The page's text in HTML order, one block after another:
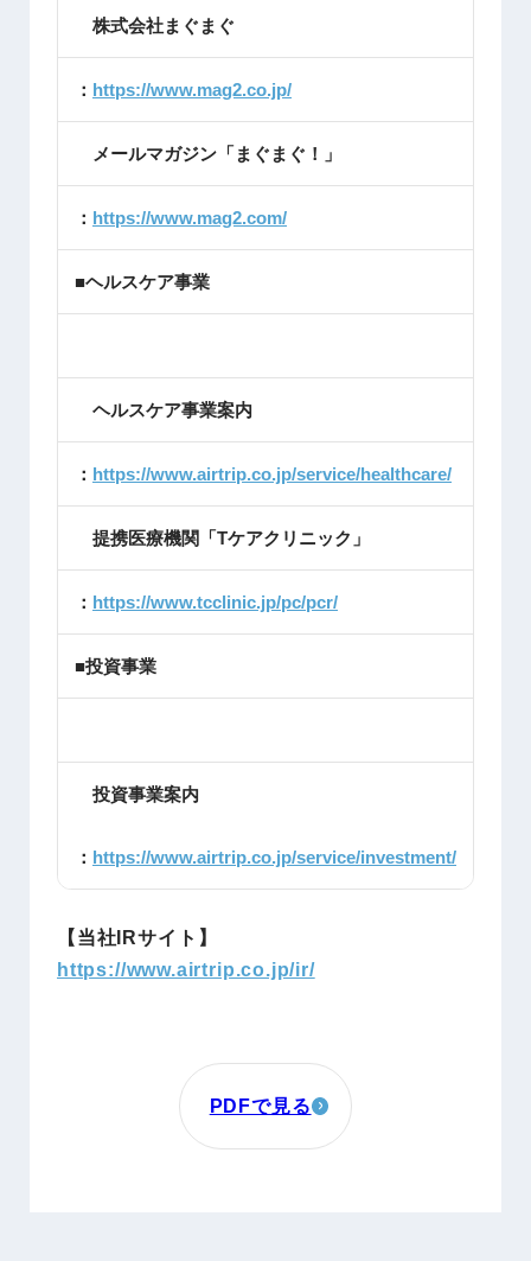
株式会社まぐまぐ
： https://www.mag2.co.jp/
メールマガジン「まぐまぐ！」
： https://www.mag2.com/
■ヘルスケア事業
ヘルスケア事業案内
： https://www.airtrip.co.jp/service/healthcare/
提携医療機関「Tケアクリニック」
： https://www.tcclinic.jp/pc/pcr/
■投資事業
投資事業案内
： https://www.airtrip.co.jp/service/investment/
【当社IRサイト】
https://www.airtrip.co.jp/ir/
PDFで見る